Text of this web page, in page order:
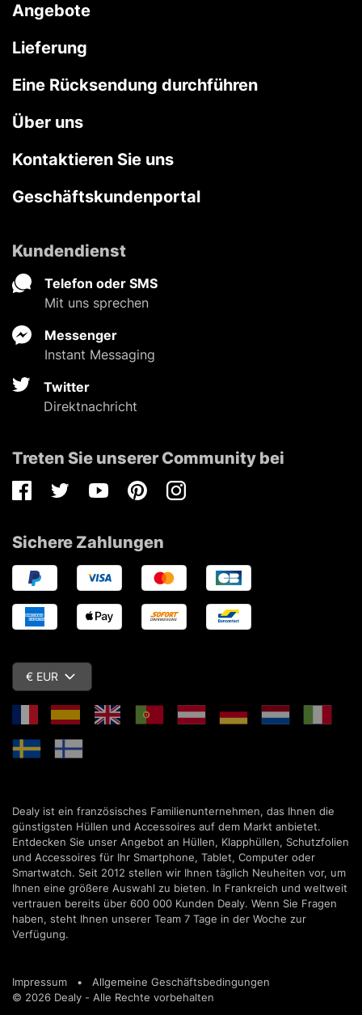
Angebote
Lieferung
Eine Rücksendung durchführen
Über uns
Kontaktieren Sie uns
Geschäftskundenportal
Kundendienst
Telefon oder SMS
Mit uns sprechen
Messenger
Instant Messaging
Twitter
Direktnachricht
Treten Sie unserer Community bei
FacebookTwitterYoutubePinterestInstagram
Sichere Zahlungen
€ EUR
Dealy ist ein französisches Familienunternehmen, das Ihnen die
günstigsten Hüllen und Accessoires auf dem Markt anbietet.
Entdecken Sie unser Angebot an Hüllen, Klapphüllen, Schutzfolien
und Accessoires für Ihr Smartphone, Tablet, Computer oder
Smartwatch. Seit 2012 stellen wir Ihnen täglich Neuheiten vor, um
Ihnen eine größere Auswahl zu bieten. In Frankreich und weltweit
vertrauen bereits über 600 000 Kunden Dealy. Wenn Sie Fragen
haben, steht Ihnen unserer Team 7 Tage in der Woche zur
Verfügung.
© 2026 Dealy - Alle Rechte vorbehalten
Impressum • Allgemeine Geschäftsbedingungen